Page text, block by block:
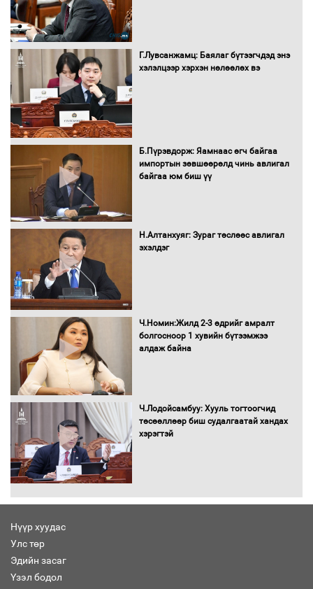
орчныг бүрдүүллээ
баримт
Г.Лувсанжамц: Баялаг бүтээгчдэд энэ
хэлэлцээр хэрхэн нөлөөлөх вэ
Б.Пүрэвдорж: Яамнаас өгч байгаа
импортын зөвшөөрөлд чинь авлигал
байгаа юм биш үү
Н.Алтанхуяг: Зураг төслөөс авлигал
эхэлдэг
Ч.Номин:Жилд 2-3 өдрийг амралт
болгосноор 1 хувийн бүтээмжээ
алдаж байна
Ч.Лодойсамбуу: Хууль тогтоогчид
төсөөллөөр биш судалгаатай хандах
хэрэгтэй
Нүүр хуудас
Улс төр
Эдийн засаг
Үзэл бодол